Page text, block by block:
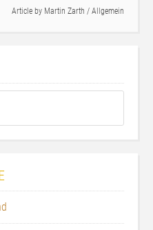
Article by Martin Zarth / Allgemein